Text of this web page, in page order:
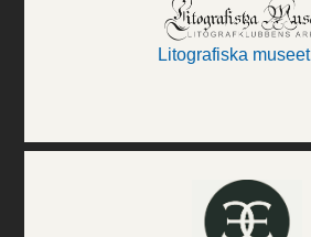
Litografiska museet